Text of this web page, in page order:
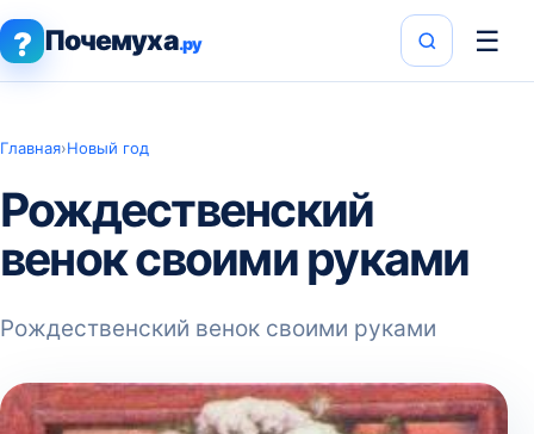
? Почемуха.ру ☰
Главная›Новый год
Рождественский
венок своими руками
Рождественский венок своими руками